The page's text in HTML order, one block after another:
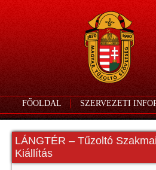
FŐOLDAL SZERVEZETI
LÁNGTÉR – Tűzoltó
Kiállítás